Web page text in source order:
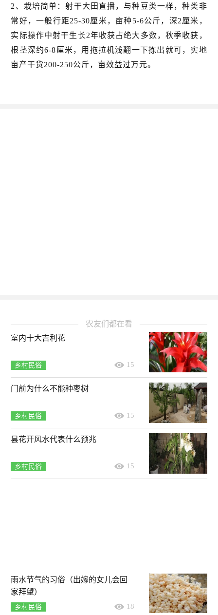
2、栽培简单：射干大田直播，与种豆类一样，种类非
常好，一般行距25-30厘米，亩种5-6公斤，深2厘米，
实际操作中射干生长2年收获占绝大多数，秋季收获，
根茎深约6-8厘米，用拖拉机浅翻一下拣出就可，实地
亩产干货200-250公斤，亩效益过万元。
农友们都在看
室内十大吉利花
乡村民俗 15
门前为什么不能种枣树
乡村民俗 15
昙花开风水代表什么预兆
乡村民俗 15
雨水节气的习俗（出嫁的女儿会回
家拜望）
乡村民俗 18